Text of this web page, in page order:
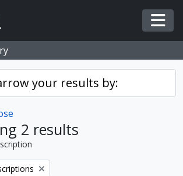
your results by:
2 results